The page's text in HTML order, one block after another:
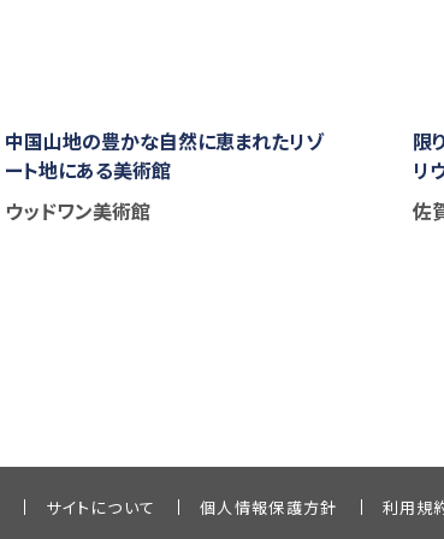
中国山地の豊かな自然に恵まれたリゾ
ート地にある美術館
ウッドワン美術館
限
リ
佐
サイトについて 個人情報保護方針 利用規